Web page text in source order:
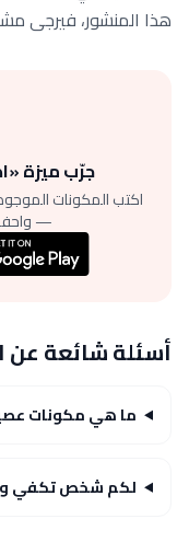
هذا المنشور، فيرجى
جرّب ميزة
اكتب المكونات
—
أسئلة شائعة عن
ما هي مكونات
لكم شخص تكفي